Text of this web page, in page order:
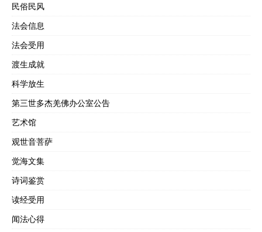
民俗民风
法会信息
法会受用
渡生成就
科学放生
第三世多杰羌佛办公室公告
艺术馆
观世音菩萨
觉海文集
诗词鉴赏
读经受用
闻法心得